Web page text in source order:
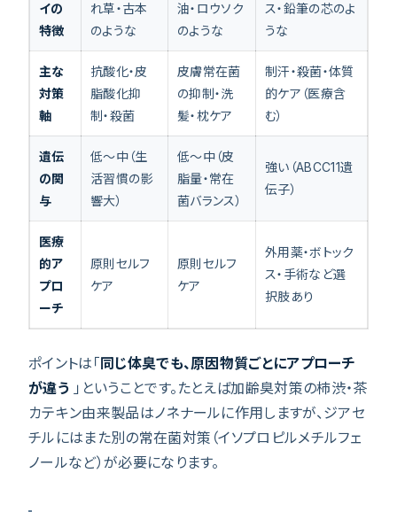
イの
特徴
れ草・古本
のような
油・ロウソク
のような
ス・鉛筆の芯のよ
うな
主な
対策
軸
抗酸化・皮
脂酸化抑
制・殺菌
皮膚常在菌
の抑制・洗
髪・枕ケア
制汗・殺菌・体質
的ケア（医療含
む）
遺伝
の関
与
低〜中（生
活習慣の影
響大）
低〜中（皮
脂量・常在
菌バランス）
強い（ABCC11遺
伝子）
医療
的ア
プロ
ーチ
原則セルフ
ケア
原則セルフ
ケア
外用薬・ボトック
ス・手術など選
択肢あり
ポイントは「同じ体臭でも、原因物質ごとにアプローチ
が違う」ということです。たとえば加齢臭対策の柿渋・茶
カテキン由来製品はノネナールに作用しますが、ジアセ
チルにはまた別の常在菌対策（イソプロピルメチルフェ
ノールなど）が必要になります。